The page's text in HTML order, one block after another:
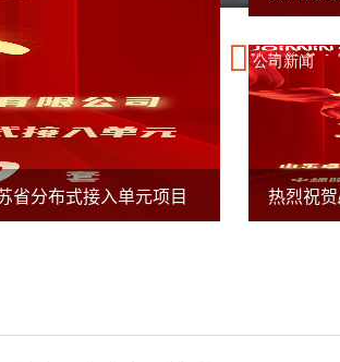
分布式接入单元项目
公司新闻